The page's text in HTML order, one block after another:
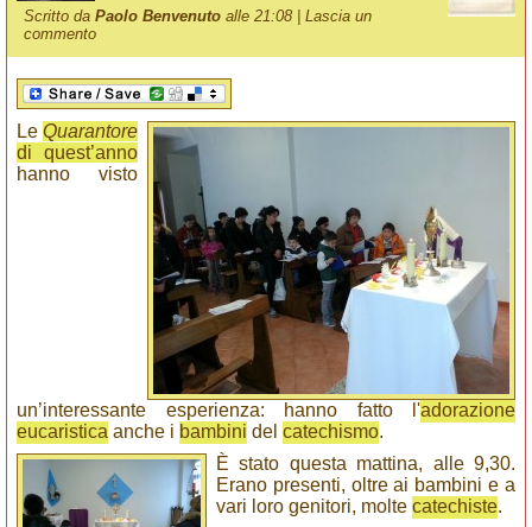
Scritto daPaolo Benvenuto alle 21:08 |Lascia un
commento
Le Quarantore
di quest’anno
hanno visto
un’interessante esperienza: hanno fatto l'adorazione
eucaristica anche i bambini del catechismo.
È stato questa mattina, alle 9,30.
Erano presenti, oltre ai bambini e a
vari loro genitori, molte catechiste.